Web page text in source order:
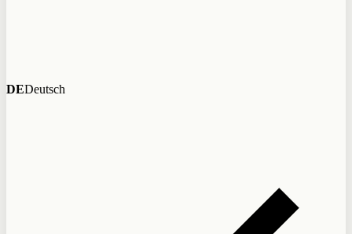
DEDeutsch